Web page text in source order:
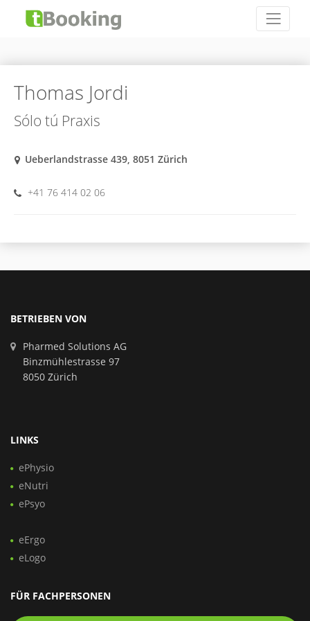
Thomas Jordi
Sólo tú Praxis
Ueberlandstrasse 439, 8051 Zürich
+41 76 414 02 06
BETRIEBEN VON
Pharmed Solutions AG
Binzmühlestrasse 97
8050 Zürich
LINKS
ePhysio
eNutri
ePsyo
eErgo
eLogo
FÜR FACHPERSONEN